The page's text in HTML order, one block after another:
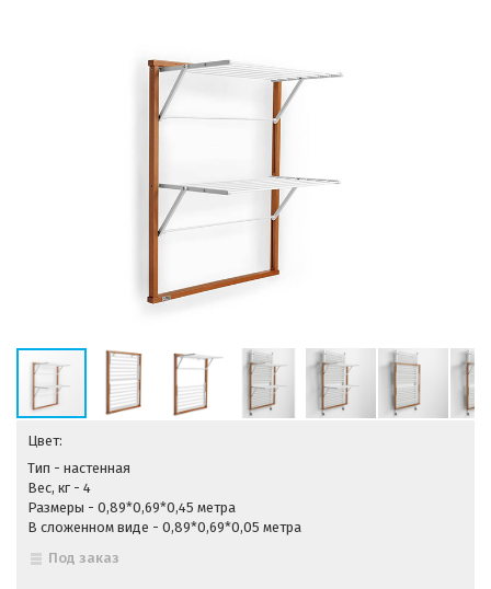
Цвет:
Тип - настенная
Вес, кг - 4
Размеры - 0,89*0,69*0,45 метра
В сложенном виде - 0,89*0,69*0,05 метра
Под заказ